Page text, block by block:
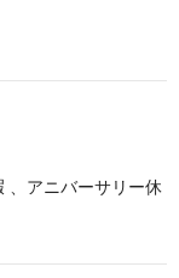
、アニバーサリー休